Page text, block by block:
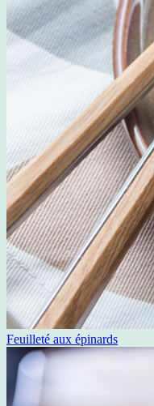
Feuilleté aux épinards